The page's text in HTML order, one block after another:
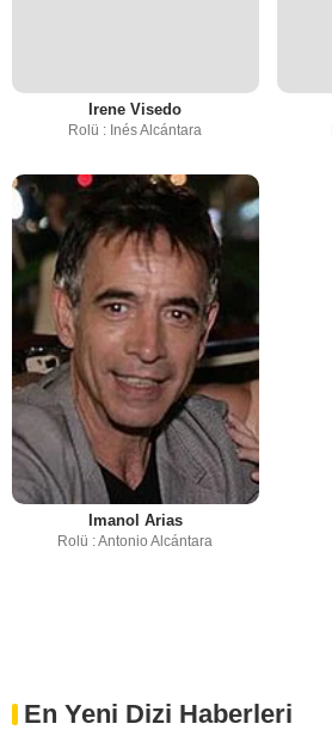
Irene Visedo
Rolü : Inés Alcántara
Imanol Arias
Rolü : Antonio Alcántara
En Yeni Dizi Haberleri